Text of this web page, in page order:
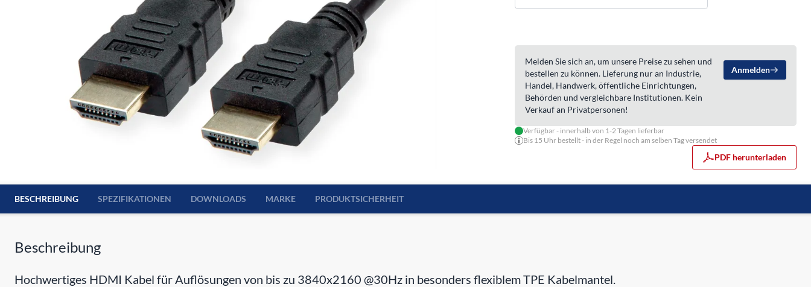
Melden Sie sich an, um unsere Preise zu sehen und
bestellen zu können. Lieferung nur an Industrie,
Handel, Handwerk, öffentliche Einrichtungen,
Behörden und vergleichbare Institutionen. Kein
Verkauf an Privatpersonen!
Anmelden
Verfügbar - innerhalb von 1-2 Tagen lieferbar
Bis 15 Uhr bestellt - in der Regel noch am selben Tag versendet
PDF herunterladen
BESCHREIBUNG SPEZIFIKATIONEN DOWNLOADS MARKE PRODUKTSICHERHEIT
Beschreibung
Hochwertiges HDMI Kabel für Auflösungen von bis zu 3840x2160 @30Hz in besonders flexiblem TPE Kabelmantel.